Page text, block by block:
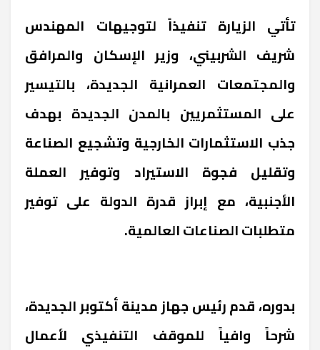
تأتي الزيارة تنفيذاً لتوجيهات المهندس
شريف الشربيني، وزير الإسكان والمرافق
والمجتمعات العمرانية الجديدة، بالتيسير
على المستثمريين بالمدن الجديدة بهدف
جذب الاستثمارات الخارجية وتشجيع الصناعة
وتقليل فجوة الاستيراد وتوفير العملة
الأجنبية، مع إبراز قدرة الدولة على توفير
متطلبات الصناعات العالمية.
بدوره، قدم رئيس جهاز مدينة أكتوبر الجديدة،
شرحاً وافياً للموقف التنفيذي لأعمال